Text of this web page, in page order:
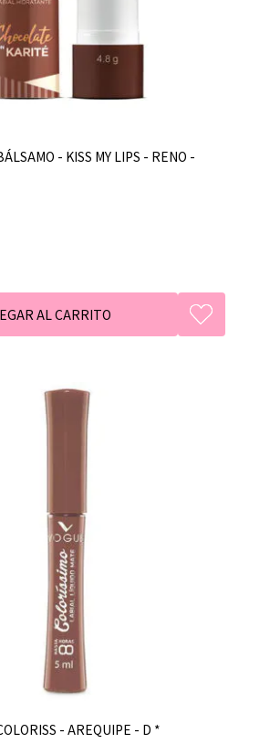
- KISS MY LIPS - RENO -
- AREQUIPE - D *